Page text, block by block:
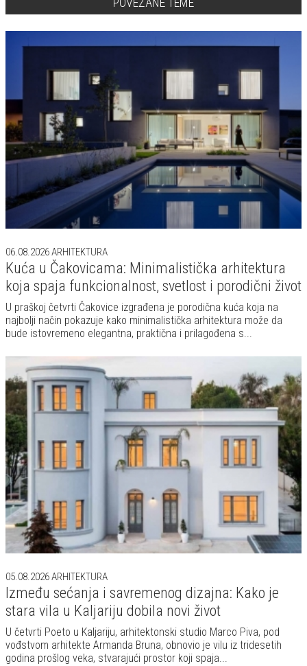
06.08.2026ARHITEKTURA
Kuća u Čakovicama: Minimalistička arhitektura
koja spaja funkcionalnost, svetlost i porodični život
U praškoj četvrti Čakovice izgrađena je porodična kuća koja na
najbolji način pokazuje kako minimalistička arhitektura može da
bude istovremeno elegantna, praktična i prilagođena s...
05.08.2026ARHITEKTURA
Između sećanja i savremenog dizajna: Kako je
stara vila u Kaljariju dobila novi život
U četvrti Poeto u Kaljariju, arhitektonski studio Marco Piva, pod
vođstvom arhitekte Armanda Bruna, obnovio je vilu iz tridesetih
godina prošlog veka, stvarajući prostor koji spaja...